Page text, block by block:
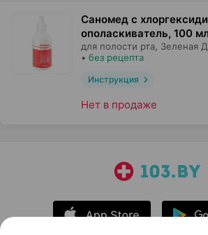
Саномед с
ополаскиватель, 100 мл
для полости рта, Зеленая
• без рецепта
Инструкция
Нет в продаже